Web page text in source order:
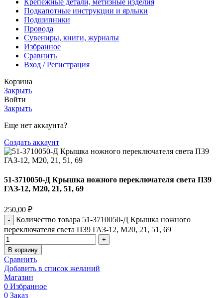
Крепежные детали, метизные изделия
Подкапотные инструкции и ярлыки
Подшипники
Провода
Сувениры, книги, журналы
Избранное
Сравнить
Вход / Регистрация
Корзина
Закрыть
Войти
Закрыть
Еще нет аккаунта?
Создать аккаунт
51-3710050-Д Крышка ножного переключателя света П39
ГАЗ-12, М20, 21, 51, 69
250,00 ₽
Количество товара 51-3710050-Д Крышка ножного
переключателя света П39 ГАЗ-12, М20, 21, 51, 69
В корзину
Сравнить
Добавить в список желаний
Магазин
0 Избранное
0 Заказ